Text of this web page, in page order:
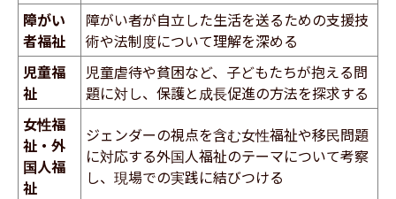
障がい
者福祉
障がい者が自立した生活を送るための支援技
術や法制度について理解を深める
児童福
祉
児童虐待や貧困など、子どもたちが抱える問
題に対し、保護と成長促進の方法を探求する
女性福
祉・外
国人福
祉
ジェンダーの視点を含む女性福祉や移民問題
に対応する外国人福祉のテーマについて考察
し、現場での実践に結びつける